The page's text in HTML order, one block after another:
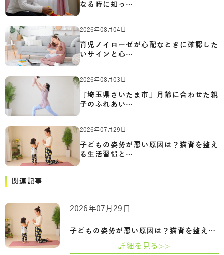
なる時に知っ…
2026年08月04日
育児ノイローゼが心配なときに確認した
いサインと心…
2026年08月03日
『埼玉県さいたま市』月齢に合わせた親
子のふれあい…
2026年07月29日
子どもの姿勢が悪い原因は？猫背を整え
る生活習慣と…
関連記事
子どもの姿勢が悪い原因は？猫背を整える…
2026年07月29日
詳細を見る>>